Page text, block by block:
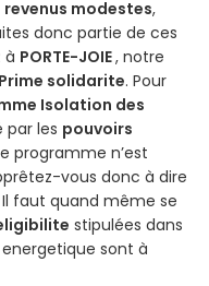
revenus modestes,
donc partie de ces
à PORTE-JOIE, notre
Prime solidarite. Pour
Isolation des
par les pouvoirs
programme n’est
vous donc à dire
Il faut quand même se
stipulées dans
sont à